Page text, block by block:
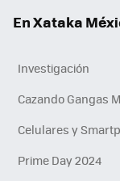
En Xataka
Investigación
Cazando Gangas
Celulares y
Prime Day 2024